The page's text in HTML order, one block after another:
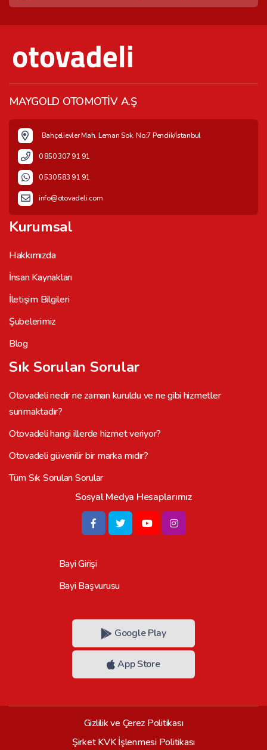
MAYGOLD OTOMOTİV A.Ş
Bahçelievler Mah. Leman Sok. No:7 Pendik/İstanbul
0 850 307 91 91
0 530 583 91 91
info@otovadeli.com
Kurumsal
Hakkımızda
İnsan Kaynakları
İletişim Bilgileri
Şubelerimiz
Blog
Sık Sorulan Sorular
Otovadeli nedir ne zaman kuruldu ve ne gibi hizmetler
sunmaktadır?
Otovadeli hangi illerde hizmet veriyor?
Otovadeli güvenilir bir marka mıdır?
Tüm Sık Sorulan Sorular
Sosyal Medya Hesaplarımız
Bayi Girişi
Bayi Başvurusu
Google Play
App Store
Gizlilik ve Çerez Politikası
Şirket KVK İşlenmesi Politikası